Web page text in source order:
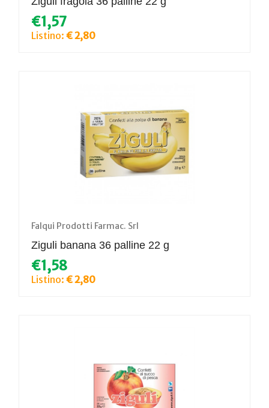
€1,57
Listino: € 2,80
Falqui Prodotti Farmac. Srl
Ziguli banana 36 palline 22 g
€1,58
Listino: € 2,80